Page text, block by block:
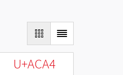
U+ACA4